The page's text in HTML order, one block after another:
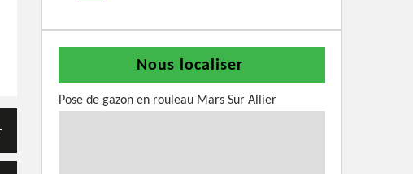
Nous localiser
Pose de gazon en rouleau Mars Sur Allier